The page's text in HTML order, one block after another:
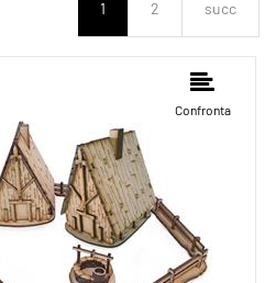
1 2 succ
Confronta